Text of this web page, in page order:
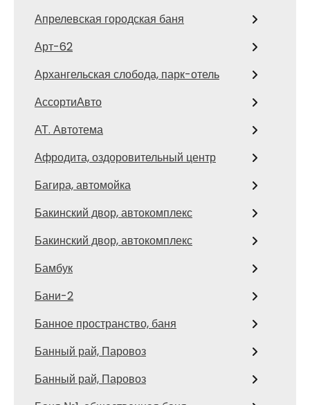
Апрелевская городская баня
Арт-62
Архангельская слобода, парк-отель
АссортиАвто
АТ. Автотема
Афродита, оздоровительный центр
Багира, автомойка
Бакинский двор, автокомплекс
Бакинский двор, автокомплекс
Бамбук
Бани-2
Банное пространство, баня
Банный рай, Паровоз
Банный рай, Паровоз